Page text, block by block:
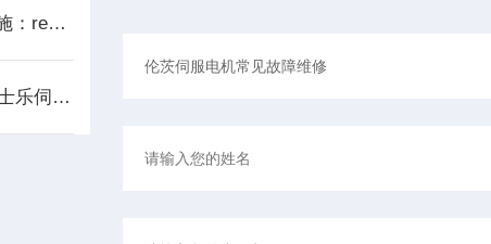
杜绝隐患的防护措施：rexroth力士乐伺服显示 F2021 维修方法
深度分解rexroth力士乐伺服电机维修的致命故障全部代码显示和排查方法